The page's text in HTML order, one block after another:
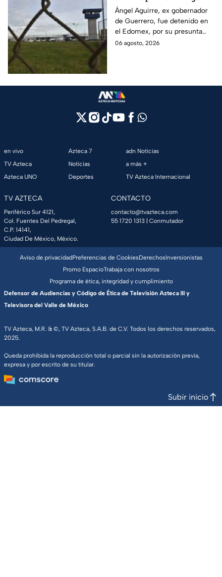
Aguirre, ex gobernador
de Guerrero por caso
Ayotzinapa
Ángel Aguirre, ex gobernador
de Guerrero, fue detenido en
el Edomex, por su presunta
participación en la
06 agosto, 2026
en vivo
TV Azteca
Azteca UNO
Azteca 7
Noticias
Deportes
adn Noticias
a más +
TV Azteca Internacional
TV AZTECA
Periférico Sur 4121,
Col. Fuentes Del Pedregal,
C.P. 14141,
Ciudad De México, México.
CONTACTO
contacto@tvazteca.com
55 1720 1313 | Conmutador
TV Azteca, M.R. & ©, TV Azteca, S.A.B. de C.V. Todos los derechos reservados,
2025.
Queda prohibida la reproducción total o parcial sin la autorización previa,
expresa y por escrito de su titular.
Aviso de privacidadPreferencias de CookiesDerechosInversionistas
Promo EspacioTrabaja con nosotros
Programa de ética, integridad y cumplimiento
Defensor de Audiencias y Código de Ética de Televisión Azteca III y
Televisora del Valle de México
Subir inicio